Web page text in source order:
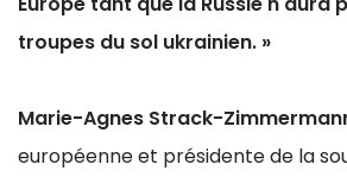
troupes du sol ukrainien. »
Marie-Agnes Strack-
européenne et présidente de la